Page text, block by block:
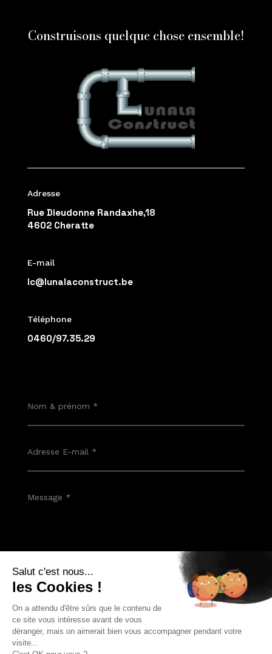
Construisons quelque chose ensemble!
Adresse
Rue Dieudonne Randaxhe,18
4602 Cheratte
E-mail
lc@lunalaconstruct.be
Téléphone
0460/97.35.29
Envoyer